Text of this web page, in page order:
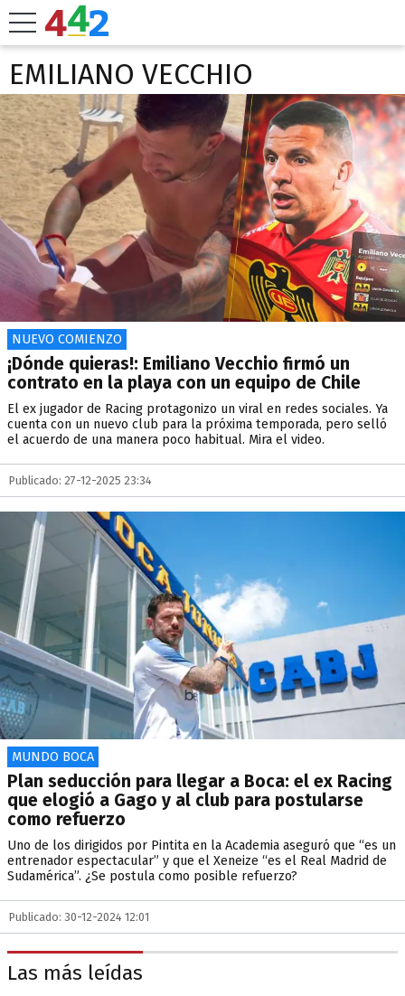
EMILIANO VECCHIO
NUEVO COMIENZO
¡Dónde quieras!: Emiliano Vecchio firmó un
contrato en la playa con un equipo de Chile
El ex jugador de Racing protagonizo un viral en redes sociales. Ya
cuenta con un nuevo club para la próxima temporada, pero selló
el acuerdo de una manera poco habitual. Mira el video.
Publicado: 27-12-2025 23:34
MUNDO BOCA
Plan seducción para llegar a Boca: el ex Racing
que elogió a Gago y al club para postularse
como refuerzo
Uno de los dirigidos por Pintita en la Academia aseguró que “es un
entrenador espectacular” y que el Xeneize “es el Real Madrid de
Sudamérica”. ¿Se postula como posible refuerzo?
Publicado: 30-12-2024 12:01
Las más leídas